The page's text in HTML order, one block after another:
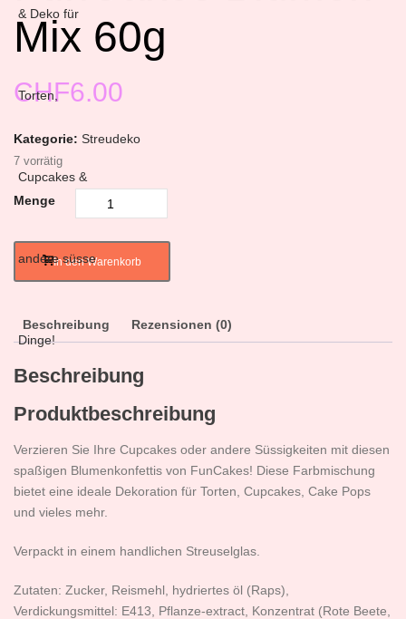
Mix 60g
CHF6.00
Kategorie: Streudeko
7 vorrätig
Menge
In den Warenkorb
Beschreibung Rezensionen (0)
Beschreibung
Produktbeschreibung
Verzieren Sie Ihre Cupcakes oder andere Süssigkeiten mit diesen
spaßigen Blumenkonfettis von FunCakes! Diese Farbmischung
bietet eine ideale Dekoration für Torten, Cupcakes, Cake Pops
und vieles mehr.
Verpackt in einem handlichen Streuselglas.
Zutaten: Zucker, Reismehl, hydriertes öl (Raps),
Verdickungsmittel: E413, Pflanze-extract, Konzentrat (Rote Beete,